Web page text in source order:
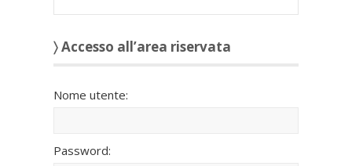
〉 Accesso all’area riservata
Nome utente:
Password: